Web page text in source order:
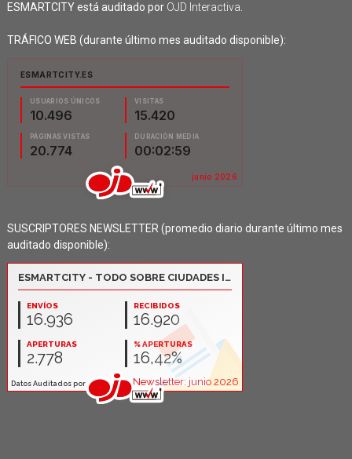
ESMARTCITY está auditado por OJD Interactiva
TRÁFICO WEB (durante último mes auditado disponible):
SUSCRIPTORES NEWSLETTER (promedio diario durante último mes
auditado disponible):